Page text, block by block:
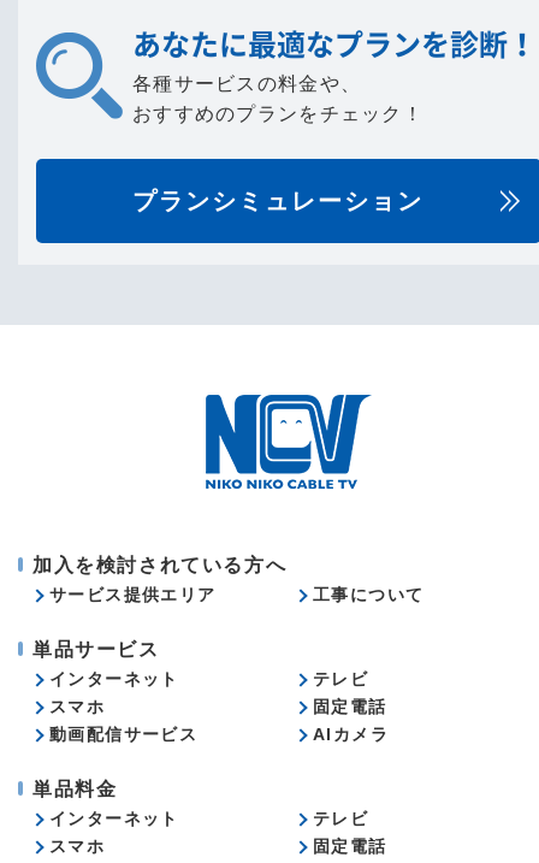
あなたに最適なプランを診断！
各種サービスの料金や、
おすすめのプランをチェック！
プランシミュレーション
加入を検討されている方へ
サービス提供エリア 工事について
単品サービス
インターネット
テレビ
スマホ
固定電話
動画配信サービス
AIカメラ
単品料金
インターネット
テレビ
スマホ
固定電話